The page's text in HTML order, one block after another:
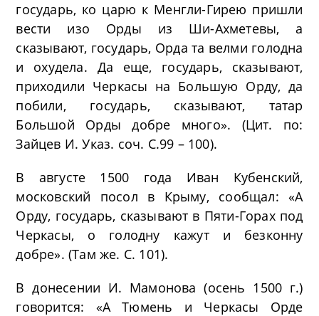
государь, ко царю к Менгли-Гирею пришли
вести изо Орды из Ши-Ахметевы, а
сказывают, государь, Орда та велми голодна
и охудела. Да еще, государь, сказывают,
приходили Черкасы на Большую Орду, да
побили, государь, сказывают, татар
Большой Орды добре много». (Цит. по:
Зайцев И. Указ. соч. С.99 – 100).
В августе 1500 года Иван Кубенский,
московский посол в Крыму, сообщал: «А
Орду, государь, сказывают в Пяти-Горах под
Черкасы, о голодну кажут и безконну
добре». (Там же. С. 101).
В донесении И. Мамонова (осень 1500 г.)
говорится: «А Тюмень и Черкасы Орде